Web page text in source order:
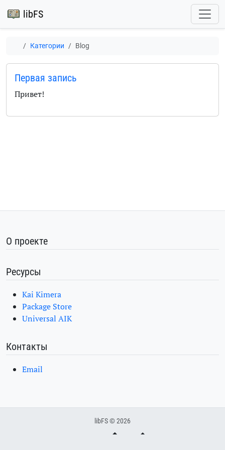
libFS
Категории Blog
Первая запись
Привет!
О проекте
Ресурсы
Kai Kimera
Package Store
Universal AIK
Контакты
Email
libFS © 2026